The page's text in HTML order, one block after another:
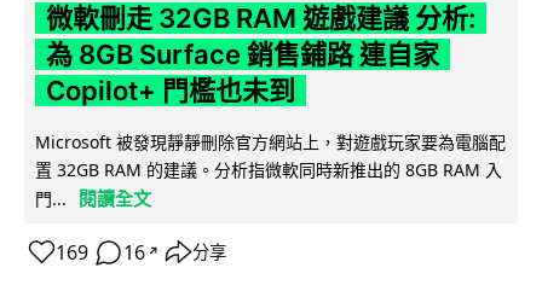
微軟刪走 32GB RAM 遊戲建議 分析:
為 8GB Surface 銷售鋪路 連自家
Copilot+ 門檻也未到
Microsoft 被發現靜靜刪除官方網站上，對遊戲玩家要為電腦配
置 32GB RAM 的建議。分析指微軟同時新推出的 8GB RAM 入
門...
閱讀全文
169 16 ↗ 分享